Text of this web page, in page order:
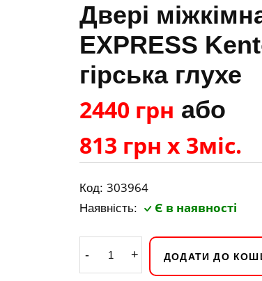
Двері
EXPRESS
гірська глухе
2440 грн або
813 грн х 3міс.
Код: 303964
Наявність: Є в наявності
- + ДОДАТИ ДО